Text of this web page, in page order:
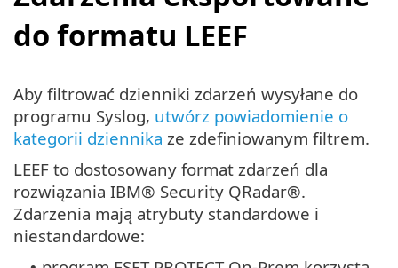
do formatu LEEF
Aby filtrować dzienniki zdarzeń wysyłane do
programu Syslog, utwórz powiadomienie o
kategorii dziennika ze zdefiniowanym filtrem.
LEEF to dostosowany format zdarzeń dla
rozwiązania IBM® Security QRadar®.
Zdarzenia mają atrybuty standardowe i
niestandardowe: